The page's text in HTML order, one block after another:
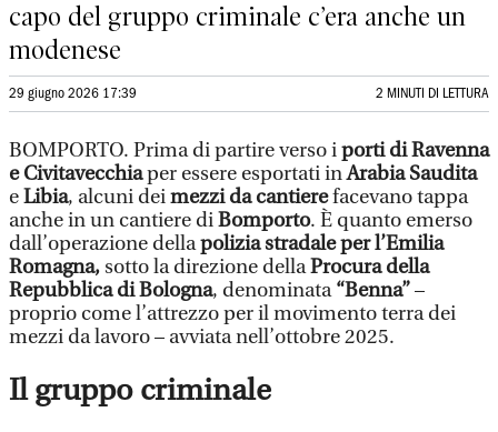
capo del gruppo criminale c’era anche un
modenese
29 giugno 2026 17:39 2 MINUTI DI LETTURA
BOMPORTO. Prima di partire verso iporti di Ravenna
e Civitavecchiaper essere esportati inArabia Saudita
eLibia, alcuni deimezzi da cantierefacevano tappa
anche in un cantiere diBomporto. È quanto emerso
dall’operazione dellapolizia stradale per l’Emilia
Romagna,sotto la direzione dellaProcura della
Repubblica di Bologna, denominata“Benna”–
proprio come l’attrezzo per il movimento terra dei
mezzi da lavoro – avviata nell’ottobre 2025.
Il gruppo criminale